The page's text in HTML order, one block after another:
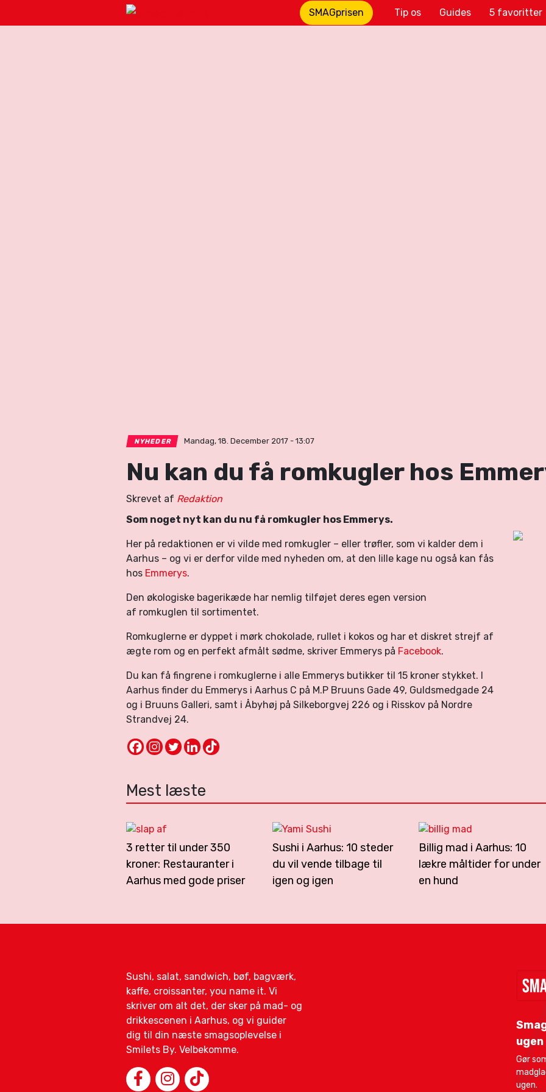
SMAGprisen Tip os Guides 5 favoritter
NYHEDER Mandag, 18. December 2017 - 13:07
Nu kan du få romkugler hos
Skrevet af Redaktion
Som noget nyt kan du nu få romkugler hos Emmerys.
Her på redaktionen er vi vilde med romkugler – eller trøfler, som vi kalder dem i
Aarhus – og vi er derfor vilde med nyheden om, at den lille kage nu også kan fås
hos Emmerys.
Den økologiske bagerikæde har nemlig tilføjet deres egen version
af romkuglen til sortimentet.
Romkuglerne er dyppet i mørk chokolade, rullet i kokos og har et diskret strejf af
ægte rom og en perfekt afmålt sødme, skriver Emmerys på Facebook.
Du kan få fingrene i romkuglerne i alle Emmerys butikker til 15 kroner stykket. I
Aarhus finder du Emmerys i Aarhus C på M.P Bruuns Gade 49, Guldsmedgade 24
og i Bruuns Galleri, samt i Åbyhøj på Silkeborgvej 226 og i Risskov på Nordre
Strandvej 24.
Mest læste
3 retter til under 350
kroner: Restauranter i
Aarhus med gode priser
Sushi i Aarhus: 10 steder
du vil vende tilbage til
igen og igen
Billig mad i Aarhus: 10
lækre måltider for under
en hund
Sushi, salat, sandwich, bøf, bagværk,
kaffe, croissanter, you name it. Vi
skriver om alt det, der sker på mad- og
drikkescenen i Aarhus, og vi guider
dig til din næste smagsoplevelse i
Smilets By. Velbekomme.
ugen
Gør
ugen.